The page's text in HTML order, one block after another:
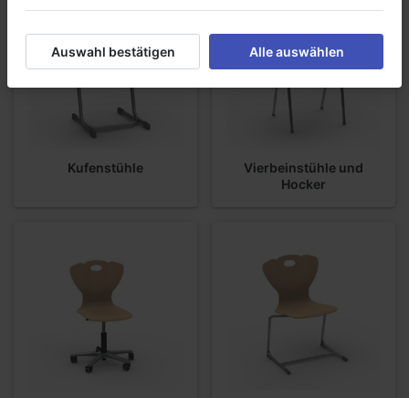
Kufenstühle
Vierbeinstühle und
Hocker
Auswahl bestätigen Alle auswählen